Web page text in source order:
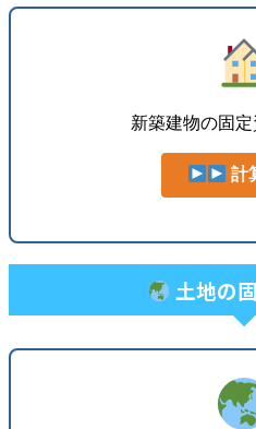
新築建物の固
計
土地の